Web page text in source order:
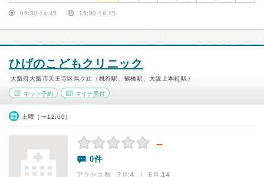
09:30-14:45 15:00-18:15
ひげのこどもクリニック
大阪府大阪市天王寺区烏ケ辻（桃谷駅、鶴橋駅、大阪上本町駅）
ネット予約 マイナ受付
土曜（〜12:00）
－
0件
アクセス数 7月:4 | 6月:14